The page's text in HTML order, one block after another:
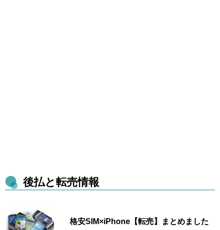
後払と転売情報
格安SIM×iPhone【転売】まとめました